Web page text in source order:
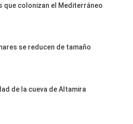
que colonizan el Mediterráneo
se reducen de tamaño
de la cueva de Altamira